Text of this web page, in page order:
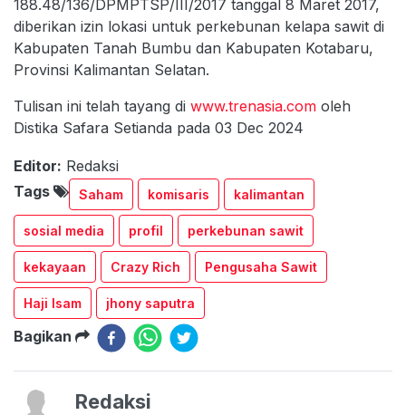
188.48/136/DPMPTSP/III/2017 tanggal 8 Maret 2017,
diberikan izin lokasi untuk perkebunan kelapa sawit di
Kabupaten Tanah Bumbu dan Kabupaten Kotabaru,
Provinsi Kalimantan Selatan.
Tulisan ini telah tayang di www.trenasia.com oleh
Distika Safara Setianda pada 03 Dec 2024
Editor: Redaksi
Tags
Saham komisaris kalimantan
sosial media profil perkebunan sawit
kekayaan Crazy Rich Pengusaha Sawit
Haji Isam jhony saputra
Bagikan
Redaksi